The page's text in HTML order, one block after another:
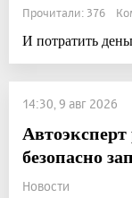
Прочитали: 376
И потратить
14:30, 9 авг 2026
Автоэксперт
безопасно
Новости